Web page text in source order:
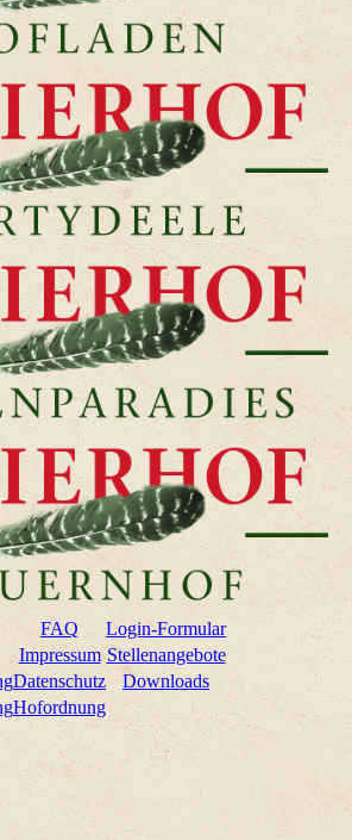
FAQ
Impressum
Datenschutz
Hofordnung
Login-Formular
Stellenangebote
Downloads